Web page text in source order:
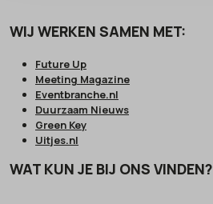
WIJ WERKEN SAMEN MET:
Future Up
Meeting Magazine
Eventbranche.nl
Duurzaam Nieuws
Green Key
Uitjes.nl
WAT KUN JE BIJ ONS VINDEN?